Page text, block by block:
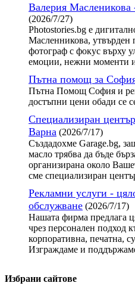
Валерия Масленикова
(2026/7/27)
Photostories.bg е
Масленникова, утвърден
фотограф с фокус върху
емоции, нежни моменти и
Пътна помощ за
Пътна Помощ София и
достъпни цени обади се
Специализиран
Варна (2026/7/17)
Създадохме Garage.bg,
масло трябва да бъде
организирана около
сме специализиран
Рекламни услуги -
обслужване (2026/7/17)
Нашата фирма предлага
чрез персонален подход
корпоративна, печатна,
Изграждаме и
Избрани сайтове